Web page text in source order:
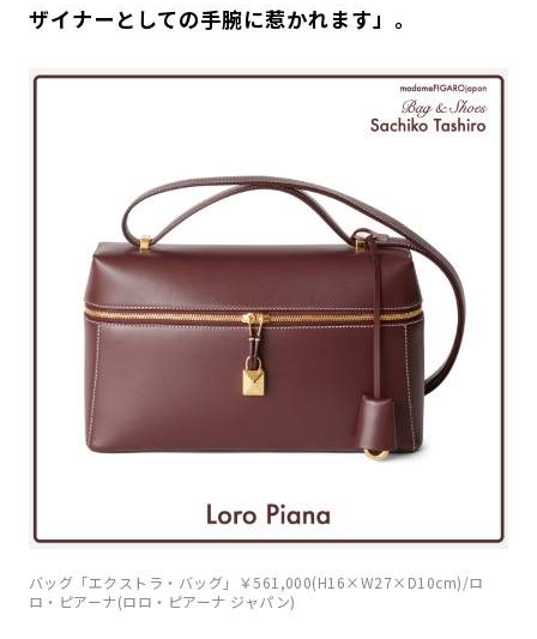
ザイナーとしての手腕に惹かれます」。
バッグ「エクストラ・バッグ」￥561,000(H16×W27×D10cm)/ロ
ロ・ピアーナ(ロロ・ピアーナ ジャパン)